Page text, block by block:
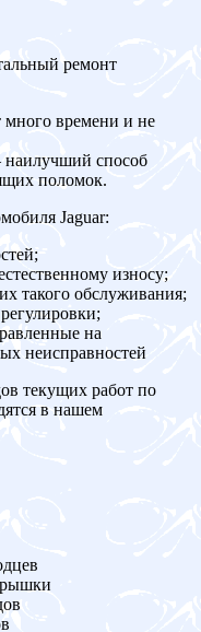
ремонт
времени и не
наилучший способ
поломок.
Jaguar:
износу;
такого обслуживания;
на
неисправностей
текущих работ по
в нашем